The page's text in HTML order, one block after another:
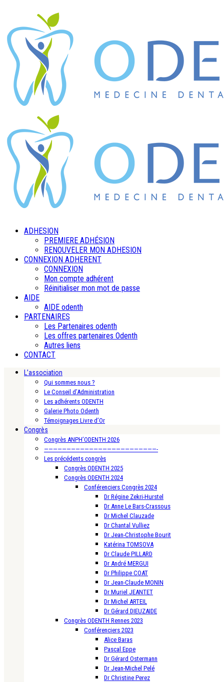
ADHESION
PREMIERE ADHÉSION
RENOUVELER MON ADHESION
CONNEXION ADHERENT
CONNEXION
Mon compte adhérent
Réinitialiser mon mot de passe
AIDE
AIDE odenth
PARTENAIRES
Les Partenaires odenth
Les offres partenaires Odenth
Autres liens
CONTACT
L’association
Qui sommes nous ?
Le Conseil d’Administration
Les adhérents ODENTH
Galerie Photo Odenth
Témoignages Livre d’Or
Congrès
Congrès ANPH’ODENTH 2026
—————————————————————————-
Les précédents congrès
Congrès ODENTH 2025
Congrès ODENTH 2024
Conférenciers Congrès 2024
Dr Régine Zekri-Hurstel
Dr Anne Le Bars-Crassous
Dr Michel Clauzade
Dr Chantal Vulliez
Dr Jean-Christophe Bourit
Katérina TOMSOVA
Dr Claude PILLARD
Dr André MERGUI
Dr Philippe COAT
Dr Jean-Claude MONIN
Dr Muriel JEANTET
Dr Michel ARTEIL
Dr Gérard DIEUZAIDE
Congrès ODENTH Rennes 2023
Conférenciers 2023
Alice Baras
Pascal Eppe
Dr Gérard Ostermann
Dr Jean-Michel Pelé
Dr Christine Perez